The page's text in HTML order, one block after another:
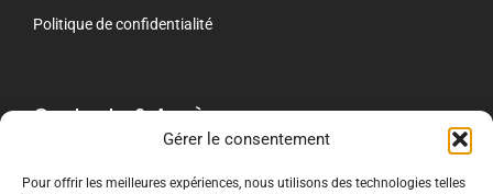
Gérer le consentement
Pour offrir les meilleures expériences, nous utilisons des technologies telles
Politique de confidentialité
Contacts & Accès